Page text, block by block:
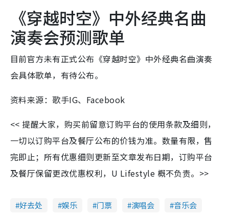
《穿越时空》中外经典名曲
演奏会预测歌单
目前官方未有正式公布《穿越时空》中外经典名曲演奏
会具体歌单，有待公布。
资料来源：歌手IG、Facebook
<< 提醒大家，购买前留意订购平台的使用条款及细则，
一切以订购平台及餐厅公布的价钱为准。数量有限，售
完即止；所有优惠细则更新至文章发布日期，订购平台
及餐厅保留更改优惠权利，U Lifestyle 概不负责。>>
好去处 娱乐 门票 演唱会
音乐会